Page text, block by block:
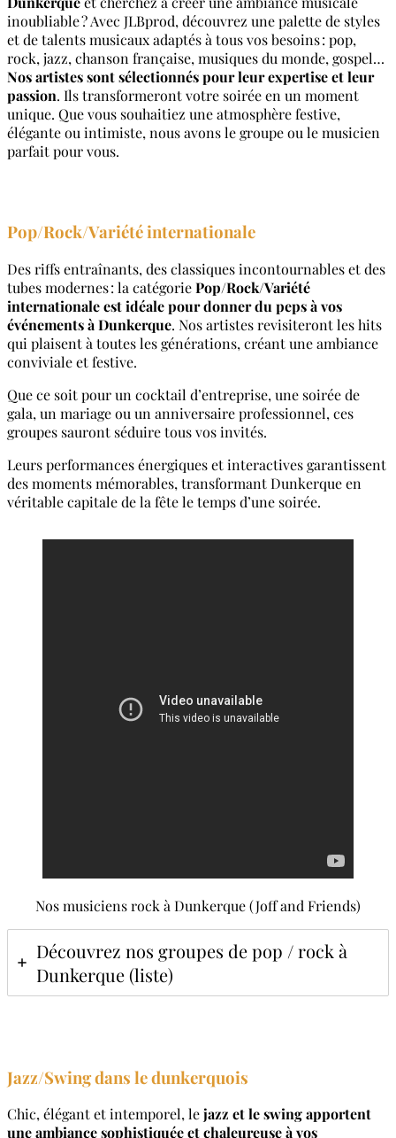
inoubliable ? Avec JLBprod, découvrez une palette de styles
et de talents musicaux adaptés à tous vos besoins : pop,
rock, jazz, chanson française, musiques du monde, gospel…
Nos artistes sont sélectionnés pour leur expertise et leur
passion. Ils transformeront votre soirée en un moment
unique. Que vous souhaitiez une atmosphère festive,
élégante ou intimiste, nous avons le groupe ou le musicien
parfait pour vous.
Pop/Rock/Variété internationale
Des riffs entraînants, des classiques incontournables et des
tubes modernes : la catégoriePop/Rock/Variété
internationale est idéale pour donner du peps à vos
événements à Dunkerque. Nos artistes revisiteront les hits
qui plaisent à toutes les générations, créant une ambiance
conviviale et festive.
Que ce soit pour un cocktail d’entreprise, une soirée de
gala, un mariage ou un anniversaire professionnel, ces
groupes sauront séduire tous vos invités.
Leurs performances énergiques et interactives garantissent
des moments mémorables, transformant Dunkerque en
véritable capitale de la fête le temps d’une soirée.
Nos musiciens rock à Dunkerque (Joff and Friends)
Découvrez nos groupes de pop / rock à
Dunkerque (liste)
Jazz/Swing dans le dunkerquois
Chic, élégant et intemporel, lejazz et le swing apportent
une ambiance sophistiquée et chaleureuse à vos